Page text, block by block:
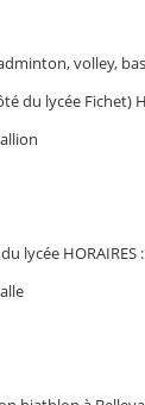
volley,
du lycée Fichet)
lycée HORAIRES